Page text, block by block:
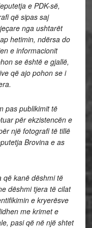
e PDK-së,
që sipas saj
nga ushtarët
hetimin, ndërsa do
e informacionit
se është e gjallë,
që ajo pohon se i
pas publikimit të
për ekzistencën e
një fotografi të tillë
Brovina e as
që kanë dëshmi të
dëshmi tjera të cilat
e kryerësve
me krimet e
pasi që në një shtet